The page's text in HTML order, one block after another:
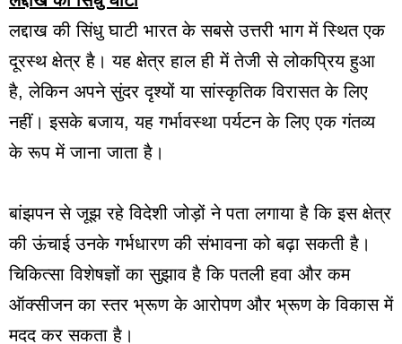
लद्दाख की सिंधु घाटी भारत के सबसे उत्तरी भाग में स्थित एक
दूरस्थ क्षेत्र है। यह क्षेत्र हाल ही में तेजी से लोकप्रिय हुआ
है, लेकिन अपने सुंदर दृश्यों या सांस्कृतिक विरासत के लिए
नहीं। इसके बजाय, यह गर्भावस्था पर्यटन के लिए एक गंतव्य
के रूप में जाना जाता है।
बांझपन से जूझ रहे विदेशी जोड़ों ने पता लगाया है कि इस क्षेत्र
की ऊंचाई उनके गर्भधारण की संभावना को बढ़ा सकती है।
चिकित्सा विशेषज्ञों का सुझाव है कि पतली हवा और कम
ऑक्सीजन का स्तर भ्रूण के आरोपण और भ्रूण के विकास में
मदद कर सकता है।